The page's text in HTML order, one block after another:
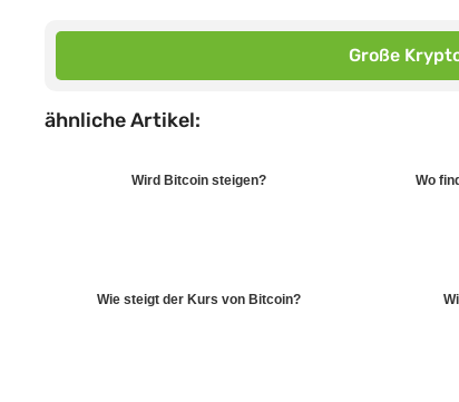
Große
ähnliche Artikel:
Wird Bitcoin steigen?
Wo
Wie steigt der Kurs von Bitcoin?